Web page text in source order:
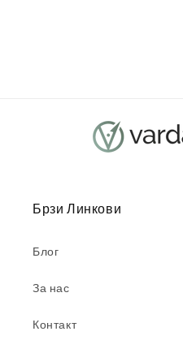
Брзи Линкови
Блог
За нас
Контакт